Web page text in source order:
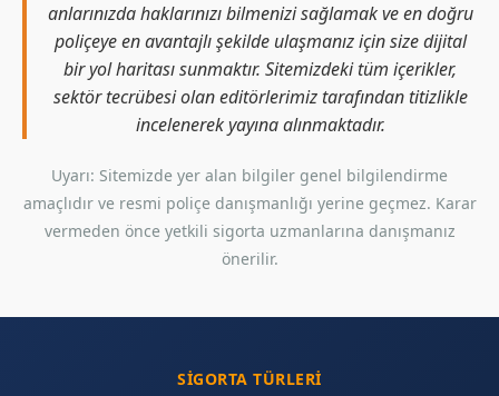
anlarınızda haklarınızı bilmenizi sağlamak ve en doğru
poliçeye en avantajlı şekilde ulaşmanız için size dijital
bir yol haritası sunmaktır. Sitemizdeki tüm içerikler,
sektör tecrübesi olan editörlerimiz tarafından titizlikle
incelenerek yayına alınmaktadır.
Uyarı: Sitemizde yer alan bilgiler genel bilgilendirme
amaçlıdır ve resmi poliçe danışmanlığı yerine geçmez. Karar
vermeden önce yetkili sigorta uzmanlarına danışmanız
önerilir.
SIGORTA TÜRLERI